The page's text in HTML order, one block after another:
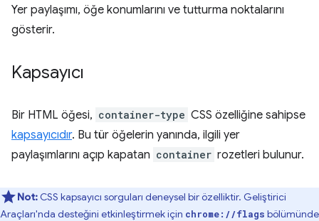
Yer paylaşımı, öğe konumlarını ve tutturma noktalarını
gösterir.
Kapsayıcı
Bir HTML öğesi, container-type CSS özelliğine sahipse
kapsayıcıdır. Bu tür öğelerin yanında, ilgili yer
paylaşımlarını açıp kapatan container rozetleri bulunur.
Not: CSS kapsayıcı sorguları deneysel bir özelliktir. Geliştirici
Araçları'nda desteğini etkinleştirmek için chrome://flags bölümünde